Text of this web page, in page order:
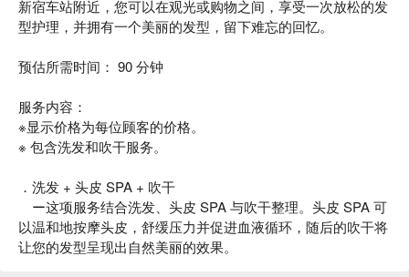
新宿车站附近，您可以在观光或购物之间，享受一次放松的发
型护理，并拥有一个美丽的发型，留下难忘的回忆。
预估所需时间： 90 分钟
服务内容：
※显示价格为每位顾客的价格。
※ 包含洗发和吹干服务。
．洗发 + 头皮 SPA + 吹干
ー这项服务结合洗发、头皮 SPA 与吹干整理。头皮 SPA 可
以温和地按摩头皮，舒缓压力并促进血液循环，随后的吹干将
让您的发型呈现出自然美丽的效果。